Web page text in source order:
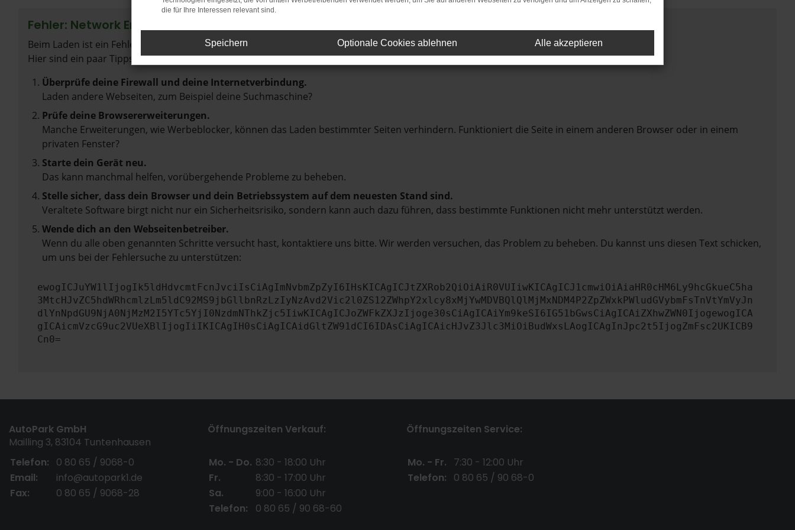
Fehler: Network Error
Beim Laden ist ein Fehler aufgetreten.
Hier sind ein paar Tipps, die dir helfen können:
Überprüfe deine Firewall und deine Internetverbindung.
Laden andere Webseiten, zum Beispiel deine Suchmaschine?
Prüfe deine Browsererweiterungen.
Manche Erweiterungen, wie Werbeblocker, können das Laden bestimmter Seiten verhindern. Funktioniert die Seite in einem anderen Browser oder in einem
privaten Fenster?
Starte dein Gerät neu.
Das kann manchmal helfen, vorübergehende Probleme zu beheben.
Stelle sicher, dass dein Browser und dein Betriebssystem auf dem neuesten Stand sind.
Veraltete Software birgt nicht nur ein Sicherheitsrisiko, sondern kann auch dazu führen, dass bestimmte Funktionen nicht mehr unterstützt werden.
Wende dich an den Webseitenbetreiber.
Wenn du alle oben genannten Schritte versucht hast, kontaktiere uns bitte. Wir werden versuchen, das Problem zu beheben. Du kannst uns diesen Text schicken,
um uns bei der Fehlersuche zu unterstützen:
ewogICJuYW1lIjogIk5ldHdvcmtFcnJvciIsCiAgImNvbmZpZyI6IHsKICAgICJtZXRob2QiOiAiR0VUIiwKICAgICJ1cmwiOiAiaHR0cHM6Ly9hcGkueC5ha
3MtcHJvZC5hdWRhcmlzLm5ldC92MS9jbGllbnRzLzIyNzAvd2Vic2l0ZS12ZWhpY2xlcy8xMjYwMDVBQlQlMjMxNDM4P2ZpZWxkPWludGVybmFsTnVtYmVyJn
dlYnNpdGU9NjA0NjMzM2I5YTc5YjI0NzdmNThkZjc5IiwKICAgICJoZWFkZXJzIjoge30sCiAgICAiYm9keSI6IG51bGwsCiAgICAiZXhwZWN0IjogewogICA
gICAicmVzcG9uc2VUeXBlIjogIiIKICAgIH0sCiAgICAidGltZW91dCI6IDAsCiAgICAicHJvZ3Jlc3MiOiBudWxsLAogICAgInJpc2t5IjogZmFsc2UKICB9
Cn0=
AutoPark GmbH
Mailling 3, 83104 Tuntenhausen
Telefon:
0 80 65 / 9068-0
Email:
info@autopark1.de
Fax:
0 80 65 / 9068-28
Öffnungszeiten Verkauf:
Mo. - Do. 8:30 - 18:00 Uhr
Fr.
8:30 - 17:00 Uhr
Sa.
9:00 - 16:00 Uhr
Telefon:
0 80 65 / 90 68-60
Öffnungszeiten Service:
Mo. - Fr.
7:30 - 12:00 Uhr
Telefon:
0 80 65 / 90 68-0
die für Ihre Interessen relevant sind.
Speichern Optionale Cookies ablehnen Alle akzeptieren